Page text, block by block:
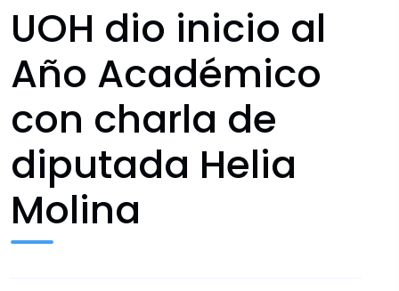
UOH dio inicio al
Año Académico
con charla de
diputada Helia
Molina